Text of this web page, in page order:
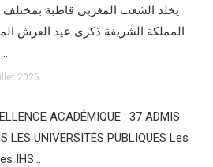
يخلد الشعب المغربي قاطبة بمختلف
المملكة الشريفة ذكرى عيد العرش
2026
ACADÉMIQUE : 37 ADMIS
LES UNIVERSITÉS PUBLIQUES Les
IHS…